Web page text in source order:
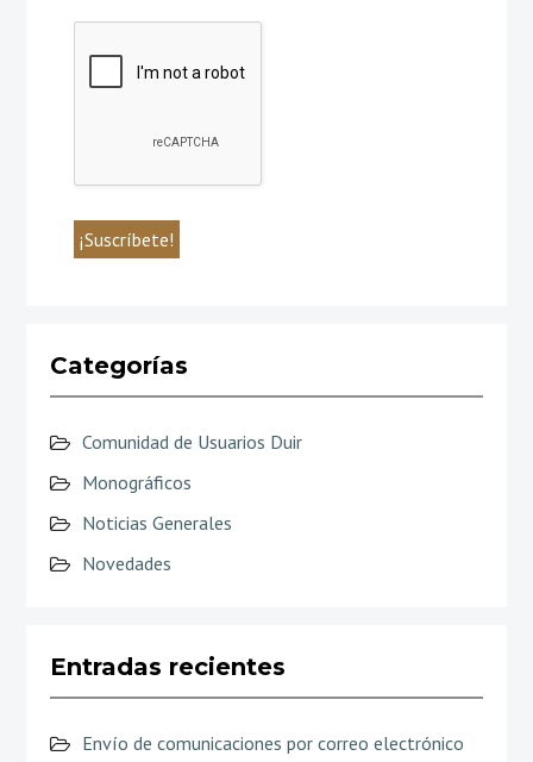
Categorías
Comunidad de Usuarios Duir
Monográficos
Noticias Generales
Novedades
Entradas recientes
Envío de comunicaciones por correo electrónico